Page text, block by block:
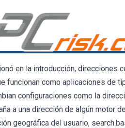
en la introducción, direcciones
funcionan como aplicaciones de
configuraciones como la
a una dirección de algún motor
geográfica del usuario,